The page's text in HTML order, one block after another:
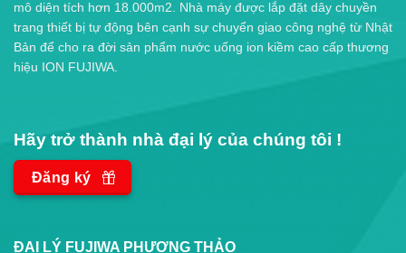
mô diện tích hơn 18.000m2. Nhà máy được lắp đặt dây chuyền
trang thiết bị tự động bên cạnh sự chuyển giao công nghệ từ Nhật
Bản để cho ra đời sản phẩm nước uống ion kiềm cao cấp thương
hiệu ION FUJIWA.
Hãy trở thành nhà đại lý của chúng tôi !
Đăng ký
ĐẠI LÝ FUJIWA PHƯƠNG THẢO